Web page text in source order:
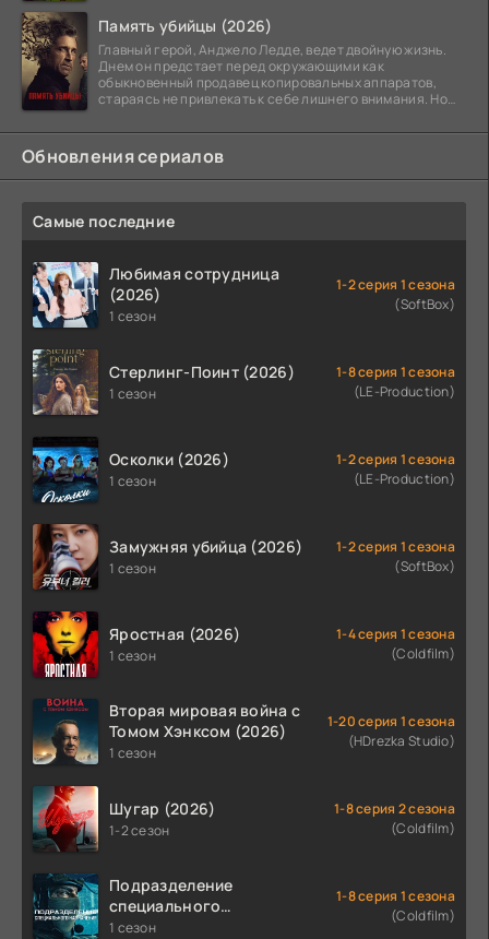
Память убийцы (2026)
Главный герой, Анджело Ледде, ведет двойную жизнь.
Днем он предстает перед окружающими как
обыкновенный продавец копировальных аппаратов,
стараясь не привлекать к себе лишнего внимания. Но
Обновления сериалов
Самые последние
Любимая сотрудница
(2026)
1 сезон
1-2 серия 1 сезона
(SoftBox)
Стерлинг-Поинт (2026)
1 сезон
1-8 серия 1 сезона
(LE-Production)
Осколки (2026)
1 сезон
1-2 серия 1 сезона
(LE-Production)
Замужняя убийца (2026)
1 сезон
1-2 серия 1 сезона
(SoftBox)
Яростная (2026)
1 сезон
1-4 серия 1 сезона
(Coldfilm)
Вторая мировая война с
Томом Хэнксом (2026)
1 сезон
1-20 серия 1 сезона
(HDrezka Studio)
Шугар (2026)
1-2 сезон
1-8 серия 2 сезона
(Coldfilm)
Подразделение
специального
назначения (2026)
1 сезон
1-8 серия 1 сезона
(Coldfilm)